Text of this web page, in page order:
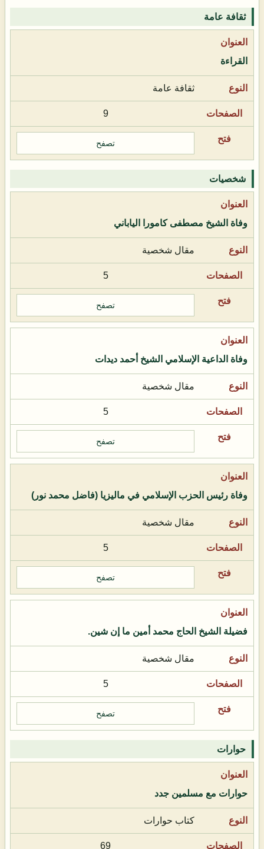
ثقافة عامة
القراءة
ثقافة عامة
9
تصفح
شخصيات
وفاة الشيخ مصطفى كامورا الياباني
مقال شخصية
5
تصفح
وفاة الداعية الإسلامي الشيخ أحمد ديدات
مقال شخصية
5
تصفح
وفاة رئيس الحزب الإسلامي في ماليزيا (فاضل محمد نور)
مقال شخصية
5
تصفح
فضيلة الشيخ الحاج محمد أمين ما إن شين.
مقال شخصية
5
تصفح
حوارات
حوارات مع مسلمين جدد
كتاب حوارات
69